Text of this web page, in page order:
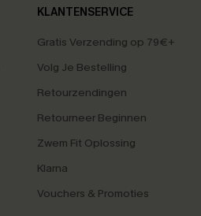
KLANTENSERVICE
Gratis Verzending op 79€+
Volg Je Bestelling
Retourzendingen
Retourneer Beginnen
Zwem Fit Oplossing
Klarna
Vouchers & Promoties